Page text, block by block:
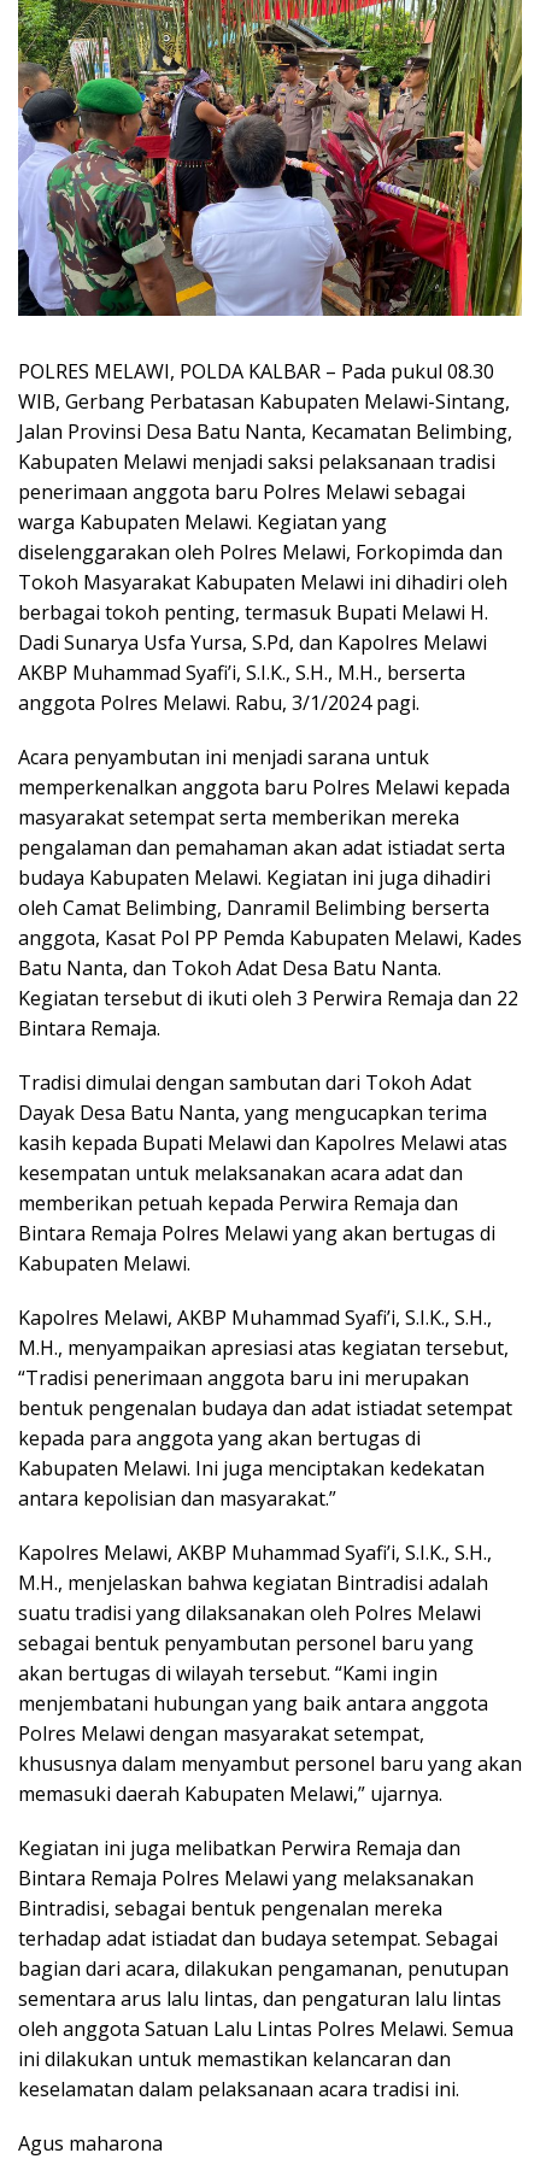
POLRES MELAWI, POLDA KALBAR – Pada pukul 08.30
WIB, Gerbang Perbatasan Kabupaten Melawi-Sintang,
Jalan Provinsi Desa Batu Nanta, Kecamatan Belimbing,
Kabupaten Melawi menjadi saksi pelaksanaan tradisi
penerimaan anggota baru Polres Melawi sebagai
warga Kabupaten Melawi. Kegiatan yang
diselenggarakan oleh Polres Melawi, Forkopimda dan
Tokoh Masyarakat Kabupaten Melawi ini dihadiri oleh
berbagai tokoh penting, termasuk Bupati Melawi H.
Dadi Sunarya Usfa Yursa, S.Pd, dan Kapolres Melawi
AKBP Muhammad Syafi’i, S.I.K., S.H., M.H., berserta
anggota Polres Melawi. Rabu, 3/1/2024 pagi.
Acara penyambutan ini menjadi sarana untuk
memperkenalkan anggota baru Polres Melawi kepada
masyarakat setempat serta memberikan mereka
pengalaman dan pemahaman akan adat istiadat serta
budaya Kabupaten Melawi. Kegiatan ini juga dihadiri
oleh Camat Belimbing, Danramil Belimbing berserta
anggota, Kasat Pol PP Pemda Kabupaten Melawi, Kades
Batu Nanta, dan Tokoh Adat Desa Batu Nanta.
Kegiatan tersebut di ikuti oleh 3 Perwira Remaja dan 22
Bintara Remaja.
Tradisi dimulai dengan sambutan dari Tokoh Adat
Dayak Desa Batu Nanta, yang mengucapkan terima
kasih kepada Bupati Melawi dan Kapolres Melawi atas
kesempatan untuk melaksanakan acara adat dan
memberikan petuah kepada Perwira Remaja dan
Bintara Remaja Polres Melawi yang akan bertugas di
Kabupaten Melawi.
Kapolres Melawi, AKBP Muhammad Syafi’i, S.I.K., S.H.,
M.H., menyampaikan apresiasi atas kegiatan tersebut,
“Tradisi penerimaan anggota baru ini merupakan
bentuk pengenalan budaya dan adat istiadat setempat
kepada para anggota yang akan bertugas di
Kabupaten Melawi. Ini juga menciptakan kedekatan
antara kepolisian dan masyarakat.”
Kapolres Melawi, AKBP Muhammad Syafi’i, S.I.K., S.H.,
M.H., menjelaskan bahwa kegiatan Bintradisi adalah
suatu tradisi yang dilaksanakan oleh Polres Melawi
sebagai bentuk penyambutan personel baru yang
akan bertugas di wilayah tersebut. “Kami ingin
menjembatani hubungan yang baik antara anggota
Polres Melawi dengan masyarakat setempat,
khususnya dalam menyambut personel baru yang akan
memasuki daerah Kabupaten Melawi,” ujarnya.
Kegiatan ini juga melibatkan Perwira Remaja dan
Bintara Remaja Polres Melawi yang melaksanakan
Bintradisi, sebagai bentuk pengenalan mereka
terhadap adat istiadat dan budaya setempat. Sebagai
bagian dari acara, dilakukan pengamanan, penutupan
sementara arus lalu lintas, dan pengaturan lalu lintas
oleh anggota Satuan Lalu Lintas Polres Melawi. Semua
ini dilakukan untuk memastikan kelancaran dan
keselamatan dalam pelaksanaan acara tradisi ini.
Agus maharona